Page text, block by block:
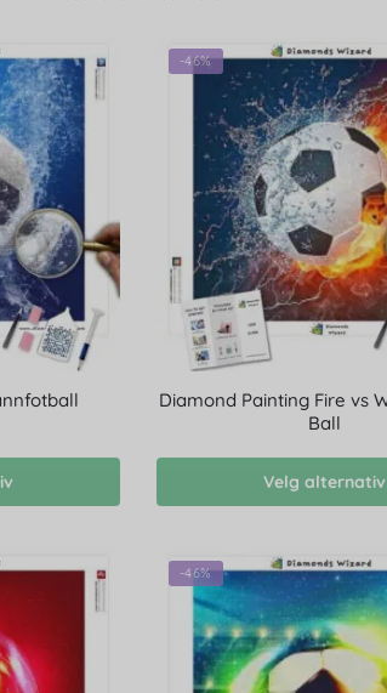
-46%
Diamond Painting Fire vs
Ball
Velg alternativ
-46%